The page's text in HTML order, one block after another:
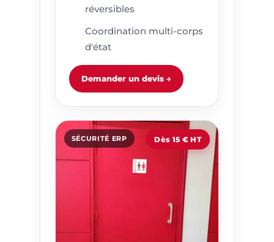
réversibles
Coordination multi-corps
d'état
Demander un devis →
Dès 15 € HT
SÉCURITÉ ERP